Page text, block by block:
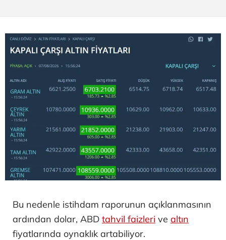
Bu nedenle istihdam raporunun açıklanmasının
ardından dolar, ABD tahvil faizleri ve altın
fiyatlarında oynaklık artabiliyor.